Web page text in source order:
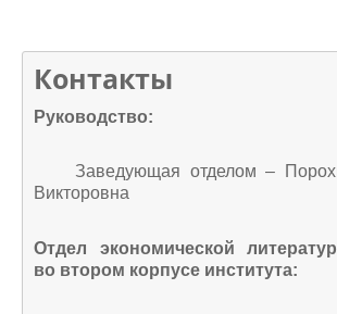
Контакты
Руководство:
Заведующая отделом –
Викторовна
Отдел экономической
во втором корпусе института: